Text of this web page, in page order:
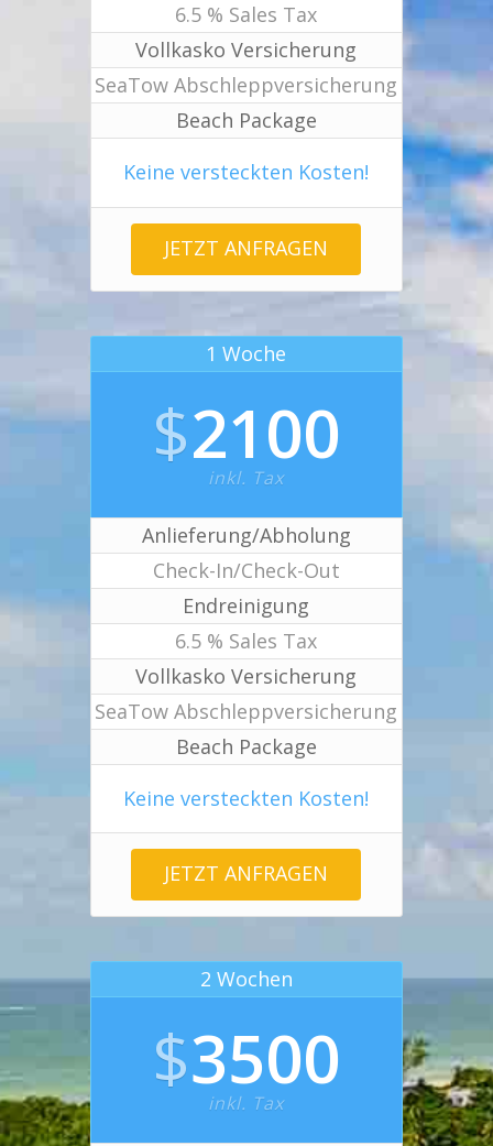
6.5 % Sales Tax
Vollkasko Versicherung
SeaTow Abschleppversicherung
Beach Package
Keine versteckten Kosten!
JETZT ANFRAGEN
1 Woche
$2100
inkl. Tax
Anlieferung/Abholung
Check-In/Check-Out
Endreinigung
6.5 % Sales Tax
Vollkasko Versicherung
SeaTow Abschleppversicherung
Beach Package
Keine versteckten Kosten!
JETZT ANFRAGEN
2 Wochen
$3500
inkl. Tax